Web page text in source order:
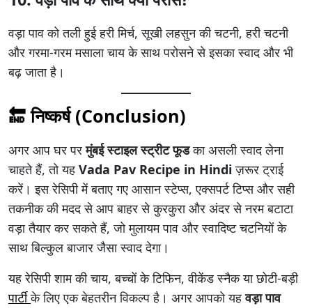
वड़ा पाव को तली हुई हरी मिर्च, सूखी लहसुन की चटनी, हरी चटनी
और गरमा-गरम मसाला चाय के साथ परोसने से इसका स्वाद और भी
बढ़ जाता है।
🔚 निष्कर्ष (Conclusion)
अगर आप घर परमुंबई स्टाइल स्ट्रीट फूडका असली स्वाद लेना
चाहते हैं, तो यह Vada Pav Recipe in Hindiज़रूर ट्राई
करें। इस रेसिपी में बताए गए आसान स्टेप्स, एक्सपर्ट टिप्स और सही
तकनीक की मदद से आप बाहर से कुरकुरा और अंदर से नरम बटाटा
वड़ा तैयार कर सकते हैं, जो मुलायम पाव और स्वादिष्ट चटनियों के
साथ बिल्कुल बाजार जैसा स्वाद देगा।
यह रेसिपी शाम की चाय, बच्चों के टिफिन, वीकेंड स्नैक या छोटी-बड़ी
पार्टीके लिए एक बेहतरीन विकल्प है। अगर आपको यहवड़ा पाव